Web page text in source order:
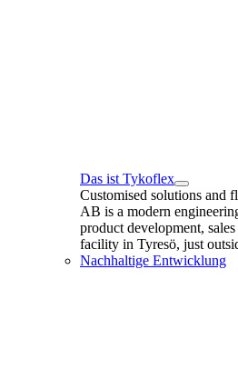
Das ist Tykoflex
Customised solutions and
AB is a modern
product development,
facility in Tyresö, just
Nachhaltige Entwicklung